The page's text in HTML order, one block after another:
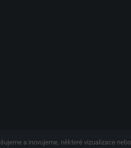
a inovujeme, některé vizualizace